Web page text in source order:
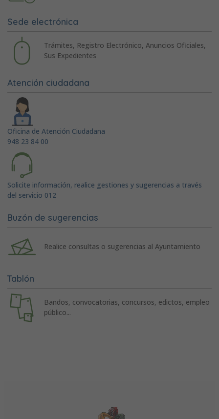
Sede electrónica
Trámites, Registro Electrónico, Anuncios Oficiales,
Sus Expedientes
Atención ciudadana
Oficina de Atención Ciudadana
948 23 84 00
Solicite información, realice gestiones y sugerencias a través
del servicio 012
Buzón de sugerencias
Realice consultas o sugerencias al Ayuntamiento
Tablón
Bandos, convocatorias, concursos, edictos, empleo
público...